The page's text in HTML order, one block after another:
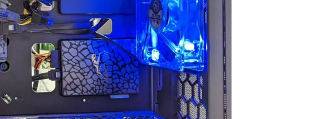
この組み合わせでも大丈夫
かなと思ったらそちらから
探してみるのもいいかもし
れません。
梱包は丁寧でPCには傷や汚
れは一切ありません。ネッ
ト回線があればすぐに使用
できたのでゲームにログイ
ンできて助かりました。
選ぶ際の価格や性能の基準
などが分かりやすく明記さ
れているので選ぶうえでの
参考にもしやすかったで
す！
また、気になる点などはLINE
での連絡が可能なので個別
での相談も受け付けてくれ
ます！